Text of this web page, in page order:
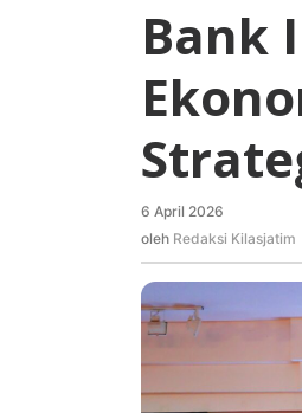
Bank
6 April 2026
Redaksi
oleh Redaksi Kilasjatim